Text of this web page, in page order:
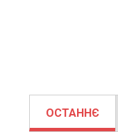
ОСТАННЄ